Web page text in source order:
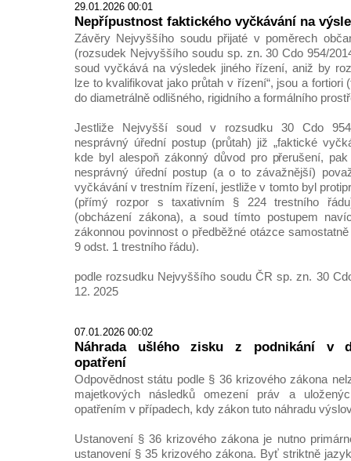
29.01.2026 00:01
Nepřípustnost faktického vyčkávání na
Závěry Nejvyššího soudu přijaté v poměrech
(rozsudek Nejvyššího soudu sp. zn. 30 Cdo 954/
soud vyčkává na výsledek jiného řízení, aniž by
lze to kvalifikovat jako průtah v řízení“, jsou a fortiori
do diametrálně odlišného, rigidního a formálního
Jestliže Nejvyšší soud v rozsudku 30 Cdo
nesprávný úřední postup (průtah) již „faktické
kde byl alespoň zákonný důvod pro přerušení,
nesprávný úřední postup (a o to závažnější)
vyčkávání v trestním řízení, jestliže v tomto byl
(přímý rozpor s taxativním § 224 trestního
(obcházení zákona), a soud tímto postupem
zákonnou povinnost o předběžné otázce
9 odst. 1 trestního řádu).
podle rozsudku Nejvyššího soudu ČR sp. zn. 30
12. 2025
07.01.2026 00:02
Náhrada ušlého zisku z podnikání v
opatření
Odpovědnost státu podle § 36 krizového zákona
majetkových následků omezení práv a
opatřením v případech, kdy zákon tuto náhradu
Ustanovení § 36 krizového zákona je nutno
ustanovení § 35 krizového zákona. Byť striktně